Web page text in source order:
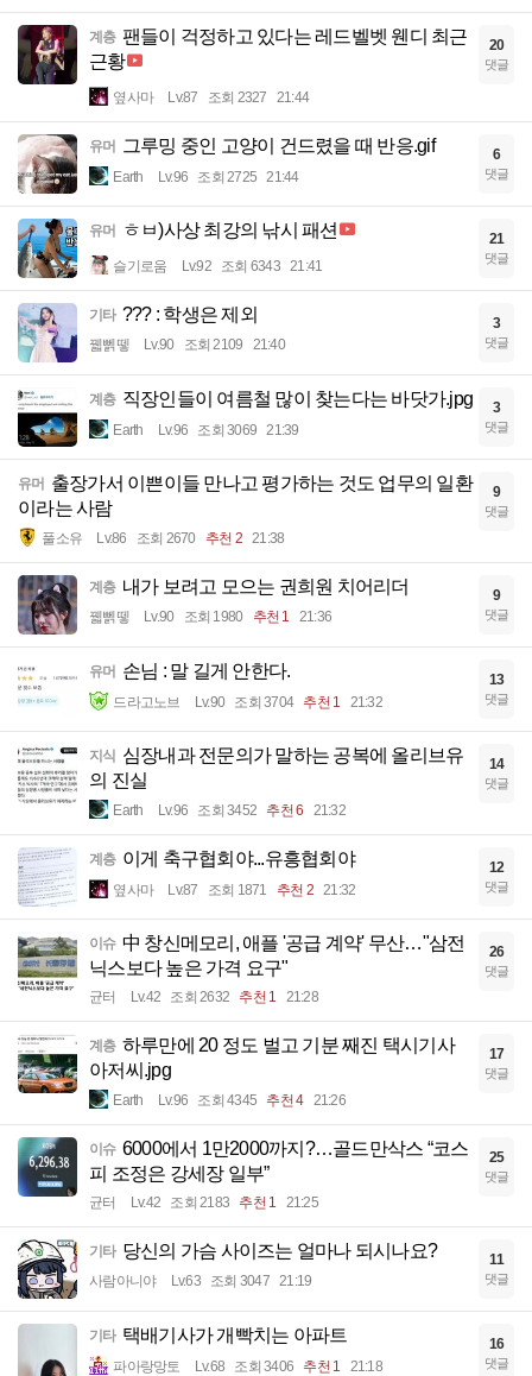
계층 팬들이 걱정하고 있다는 레드벨벳 웬디 최근
근황
옆사마 Lv.87 조회 2327 21:44
20
댓글
유머 그루밍 중인 고양이 건드렸을 때 반응.gif
Earth Lv.96 조회 2725 21:44
6
댓글
유머 ㅎㅂ)사상 최강의 낚시 패션
슬기로움 Lv.92 조회 6343 21:41
21
댓글
기타 ??? : 학생은 제외
꿻뻵뗗 Lv.90 조회 2109 21:40
3
댓글
계층 직장인들이 여름철 많이 찾는다는 바닷가.jpg
Earth Lv.96 조회 3069 21:39
3
댓글
유머 출장가서 이쁜이들 만나고 평가하는 것도 업무의 일환
이라는 사람
풀소유 Lv.86 조회 2670 추천 2 21:38
9
댓글
계층 내가 보려고 모으는 권희원 치어리더
꿻뻵뗗 Lv.90 조회 1980 추천 1 21:36
9
댓글
유머 손님 : 말 길게 안한다.
드라고노브 Lv.90 조회 3704 추천 1 21:32
13
댓글
지식
심장내과 전문의가 말하는 공복에 올리브유
의 진실
Earth Lv.96 조회 3452 추천 6 21:32
14
댓글
계층 이게 축구협회야...유흥협회야
옆사마 Lv.87 조회 1871 추천 2 21:32
12
댓글
이슈 中 창신메모리, 애플 '공급 계약' 무산…"삼전
닉스보다 높은 가격 요구"
균터 Lv.42 조회 2632 추천 1 21:28
26
댓글
계층 하루만에 20 정도 벌고 기분 째진 택시기사
아저씨.jpg
Earth Lv.96 조회 4345 추천 4 21:26
17
댓글
이슈 6000에서 1만2000까지?…골드만삭스 “코스
피 조정은 강세장 일부”
균터 Lv.42 조회 2183 추천 1 21:25
25
댓글
기타 당신의 가슴 사이즈는 얼마나 되시나요?
사람아니야 Lv.63 조회 3047 21:19
11
댓글
기타 택배기사가 개빡치는 아파트
파아랑망토 Lv.68 조회 3406 추천 1 21:18
16
댓글